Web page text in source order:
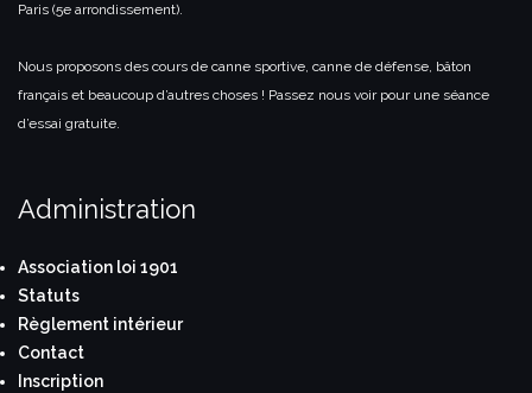
Paris (5e arrondissement).
Nous proposons des cours de canne sportive, canne de défense, bâton
français et beaucoup d’autres choses ! Passez nous voir pour une séance
d’essai gratuite.
Administration
Association loi 1901
Statuts
Règlement intérieur
Contact
Inscription